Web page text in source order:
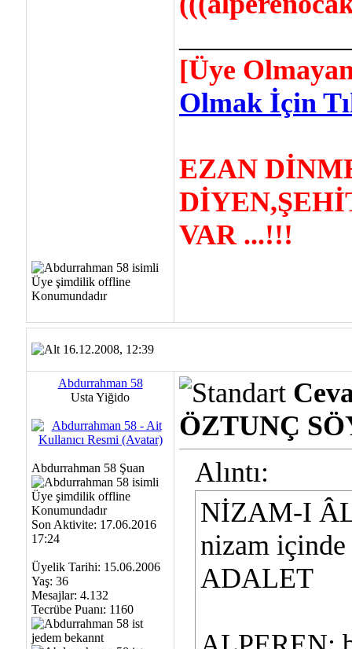
[Üye
Olmak İçin
EZAN
VAR ...!!!
16.12.2008, 12:39
Abdurrahman 58
Usta Yiğido
Abdurrahman 58 Şuan
Son Aktivite: 17.06.2016
17:24
Üyelik Tarihi: 15.06.2006
Yaş: 36
Mesajlar: 4.132
Tecrübe Puanı: 1160
ÖZTUNÇ
Alıntı:
NİZAM-I
nizam içinde
ADALET